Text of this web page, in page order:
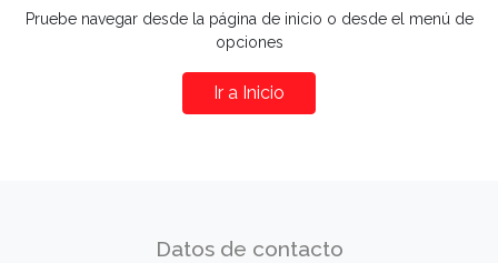
Pruebe navegar desde la página de inicio o desde el menú de
opciones
Ir a Inicio
Datos de contacto